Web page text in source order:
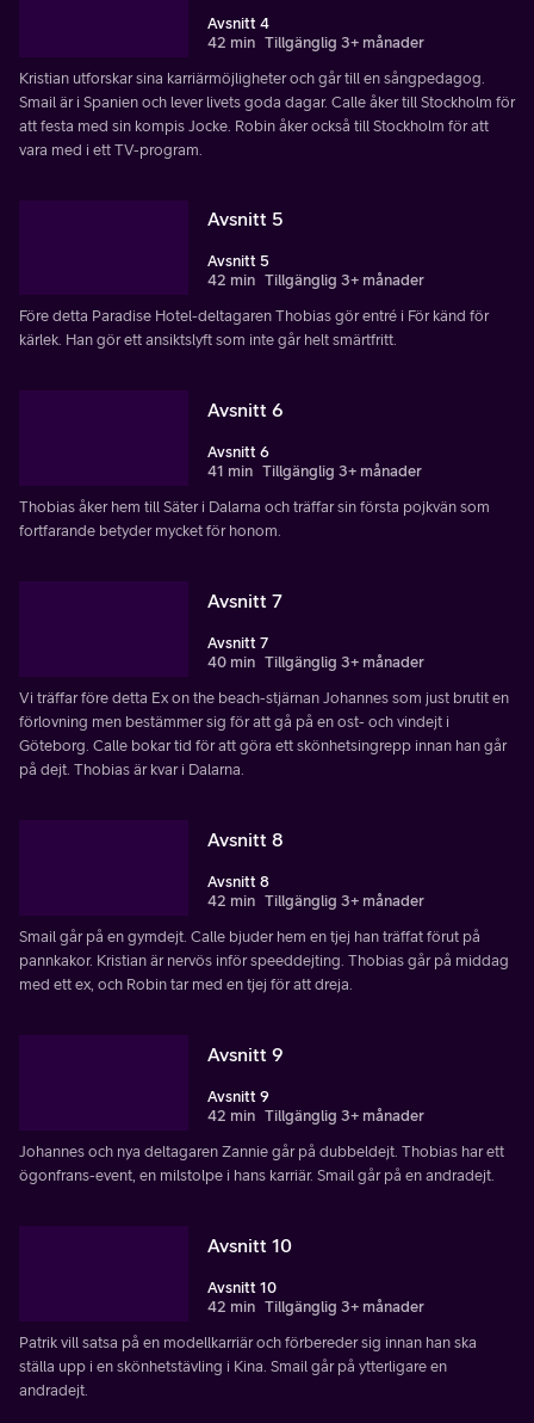
Avsnitt 4
42 min Tillgänglig 3+ månader
Kristian utforskar sina karriärmöjligheter och går till en sångpedagog.
Smail är i Spanien och lever livets goda dagar. Calle åker till Stockholm för
att festa med sin kompis Jocke. Robin åker också till Stockholm för att
vara med i ett TV-program.
Avsnitt 5
Avsnitt 5
42 min Tillgänglig 3+ månader
Före detta Paradise Hotel-deltagaren Thobias gör entré i För känd för
kärlek. Han gör ett ansiktslyft som inte går helt smärtfritt.
Avsnitt 6
Avsnitt 6
41 min Tillgänglig 3+ månader
Thobias åker hem till Säter i Dalarna och träffar sin första pojkvän som
fortfarande betyder mycket för honom.
Avsnitt 7
Avsnitt 7
40 min Tillgänglig 3+ månader
Vi träffar före detta Ex on the beach-stjärnan Johannes som just brutit en
förlovning men bestämmer sig för att gå på en ost- och vindejt i
Göteborg. Calle bokar tid för att göra ett skönhetsingrepp innan han går
på dejt. Thobias är kvar i Dalarna.
Avsnitt 8
Avsnitt 8
42 min Tillgänglig 3+ månader
Smail går på en gymdejt. Calle bjuder hem en tjej han träffat förut på
pannkakor. Kristian är nervös inför speeddejting. Thobias går på middag
med ett ex, och Robin tar med en tjej för att dreja.
Avsnitt 9
Avsnitt 9
42 min Tillgänglig 3+ månader
Johannes och nya deltagaren Zannie går på dubbeldejt. Thobias har ett
ögonfrans-event, en milstolpe i hans karriär. Smail går på en andradejt.
Avsnitt 10
Avsnitt 10
42 min Tillgänglig 3+ månader
Patrik vill satsa på en modellkarriär och förbereder sig innan han ska
ställa upp i en skönhetstävling i Kina. Smail går på ytterligare en
andradejt.